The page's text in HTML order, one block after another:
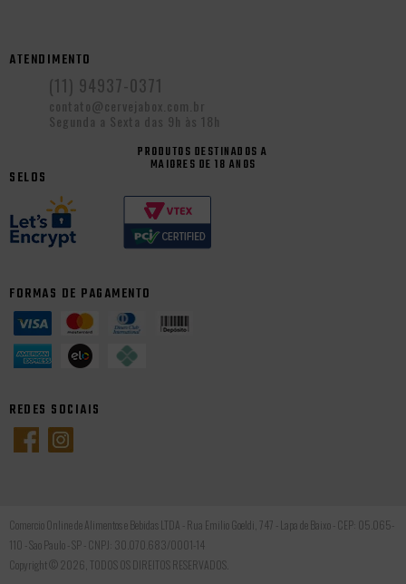
ATENDIMENTO
(11) 94937-0371
contato@cervejabox.com.br
Segunda a Sexta das 9h às 18h
PRODUTOS DESTINADOS A
MAIORES DE 18 ANOS
SELOS
FORMAS DE PAGAMENTO
REDES SOCIAIS
Comercio Online de Alimentos e Bebidas LTDA - Rua Emilio Goeldi, 747 - Lapa de Baixo - CEP: 05.065-
110 - Sao Paulo - SP - CNPJ: 30.070.683/0001-14
Copyright © 2026, TODOS OS DIREITOS RESERVADOS.